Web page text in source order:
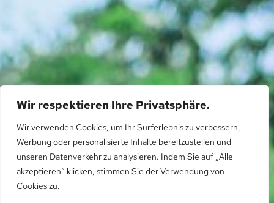
Wir respektieren Ihre Privatsphäre.
Wir verwenden Cookies, um Ihr Surferlebnis zu verbessern,
Werbung oder personalisierte Inhalte bereitzustellen und
unseren Datenverkehr zu analysieren. Indem Sie auf „Alle
akzeptieren“ klicken, stimmen Sie der Verwendung von
Cookies zu.